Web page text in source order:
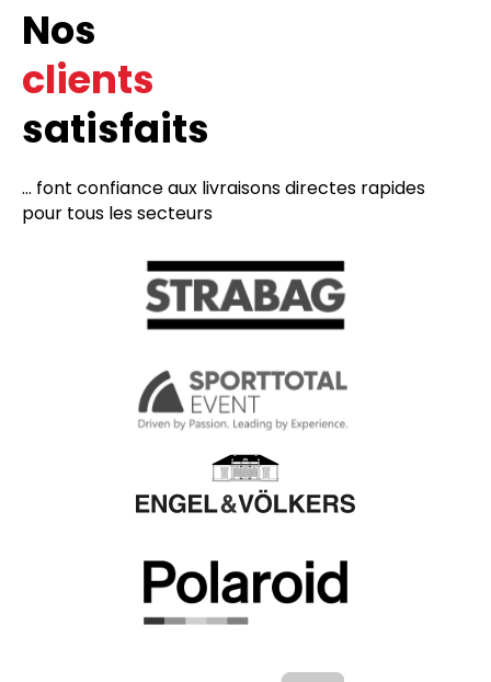
Nos
clients
satisfaits
... font confiance aux livraisons directes rapides
pour tous les secteurs